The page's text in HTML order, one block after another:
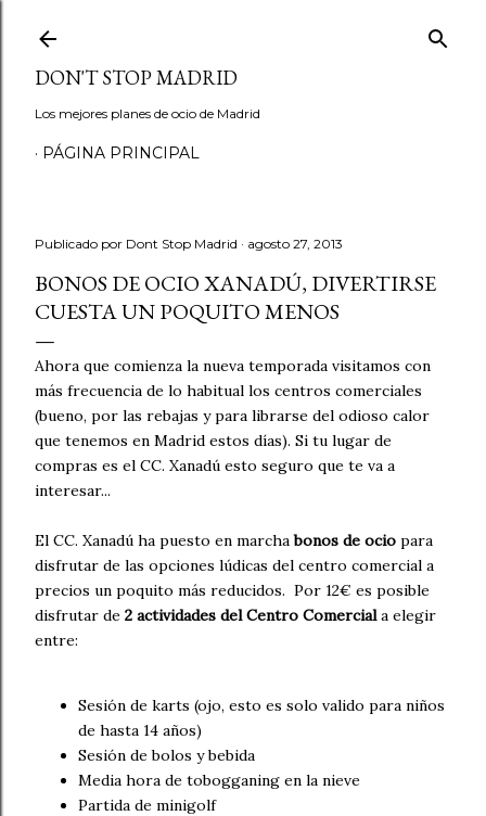
DON'T STOP MADRID
Los mejores planes de ocio de Madrid
PÁGINA PRINCIPAL
Publicado por Dont Stop Madrid agosto 27, 2013
BONOS DE OCIO XANADÚ, DIVERTIRSE
CUESTA UN POQUITO MENOS
Ahora que comienza la nueva temporada visitamos con
más frecuencia de lo habitual los centros comerciales
(bueno, por las rebajas y para librarse del odioso calor
que tenemos en Madrid estos días). Si tu lugar de
compras es el CC. Xanadú esto seguro que te va a
interesar...
El CC. Xanadú ha puesto en marchabonos de ocio para
disfrutar de las opciones lúdicas del centro comercial a
precios un poquito más reducidos. Por 12€ es posible
disfrutar de 2 actividades del Centro Comerciala elegir
entre:
Sesión de karts (ojo, esto es solo valido para niños
de hasta 14 años)
Sesión de bolos y bebida
Media hora de tobogganing en la nieve
Partida de minigolf